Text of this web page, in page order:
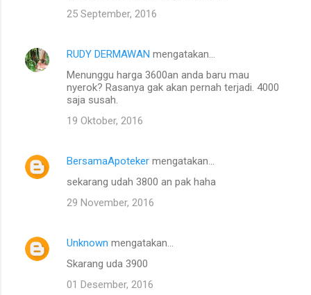
25 September, 2016
RUDY DERMAWAN mengatakan…
Menunggu harga 3600an anda baru mau
nyerok? Rasanya gak akan pernah terjadi. 4000
saja susah.
19 Oktober, 2016
BersamaApoteker mengatakan…
sekarang udah 3800 an pak haha
29 November, 2016
Unknown mengatakan…
Skarang uda 3900
01 Desember, 2016